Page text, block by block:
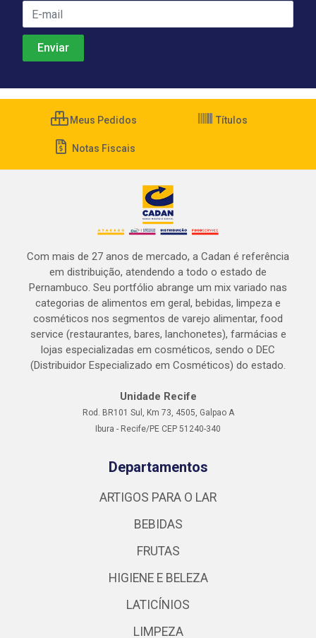
Meus Pedidos Títulos
Notas Fiscais
Com mais de 27 anos de mercado, a Cadan é referência
em distribuição, atendendo a todo o estado de
Pernambuco. Seu portfólio abrange um mix variado nas
categorias de alimentos em geral, bebidas, limpeza e
cosméticos nos segmentos de varejo alimentar, food
service (restaurantes, bares, lanchonetes), farmácias e
lojas especializadas em cosméticos, sendo o DEC
(Distribuidor Especializado em Cosméticos) do estado.
Unidade Recife
Rod. BR101 Sul, Km 73, 4505, Galpao A
Ibura - Recife/PE CEP 51240-340
Departamentos
ARTIGOS PARA O LAR
BEBIDAS
FRUTAS
HIGIENE E BELEZA
LATICÍNIOS
LIMPEZA